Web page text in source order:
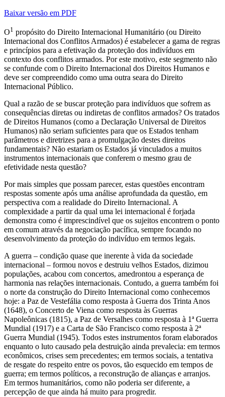
Baixar versão em PDF
O1 propósito do Direito Internacional Humanitário (ou Direito
Internacional dos Conflitos Armados) é estabelecer a gama de regras
e princípios para a efetivação da proteção dos indivíduos em
contexto dos conflitos armados. Por este motivo, este segmento não
se confunde com o Direito Internacional dos Direitos Humanos e
deve ser compreendido como uma outra seara do Direito
Internacional Público.
Qual a razão de se buscar proteção para indivíduos que sofrem as
consequências diretas ou indiretas de conflitos armados? Os tratados
de Direitos Humanos (como a Declaração Universal de Direitos
Humanos) não seriam suficientes para que os Estados tenham
parâmetros e diretrizes para a promulgação destes direitos
fundamentais? Não estariam os Estados já vinculados a muitos
instrumentos internacionais que conferem o mesmo grau de
efetividade nesta questão?
Por mais simples que possam parecer, estas questões encontram
respostas somente após uma análise aprofundada da questão, em
perspectiva com a realidade do Direito Internacional. A
complexidade a partir da qual uma lei internacional é forjada
demonstra como é imprescindível que os sujeitos encontrem o ponto
em comum através da negociação pacífica, sempre focando no
desenvolvimento da proteção do indivíduo em termos legais.
A guerra – condição quase que inerente à vida da sociedade
internacional – formou novos e destruiu velhos Estados, dizimou
populações, acabou com concertos, amedrontou a esperança de
harmonia nas relações internacionais. Contudo, a guerra também foi
o norte da construção do Direito Internacional como conhecemos
hoje: a Paz de Vestefália como resposta à Guerra dos Trinta Anos
(1648), o Concerto de Viena como resposta às Guerras
Napoleônicas (1815), a Paz de Versalhes como resposta à 1ª Guerra
Mundial (1917) e a Carta de São Francisco como resposta à 2ª
Guerra Mundial (1945). Todos estes instrumentos foram elaborados
enquanto o luto causado pela destruição ainda prevalecia: em termos
econômicos, crises sem precedentes; em termos sociais, a tentativa
de resgate do respeito entre os povos, tão esquecido em tempos de
guerra; em termos políticos, a reconstrução de alianças e arranjos.
Em termos humanitários, como não poderia ser diferente, a
percepção de que ainda há muito para progredir.